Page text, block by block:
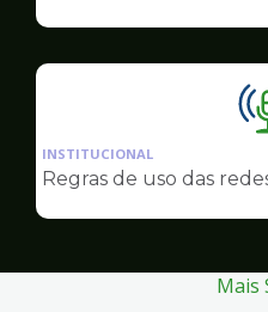
INSTITUCIONAL
Regras de uso das
Mais